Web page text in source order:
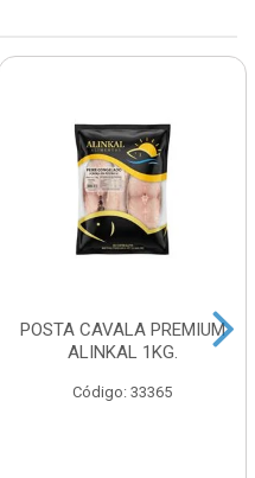
POSTA CAVALA PREMIUM
ALINKAL 1KG.
Código: 33365